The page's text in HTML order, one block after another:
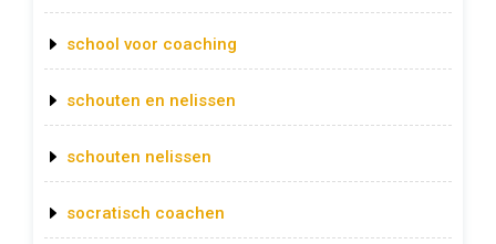
school voor coaching
schouten en nelissen
schouten nelissen
socratisch coachen